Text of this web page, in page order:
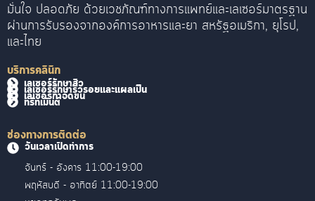
มั่นใจ ปลอดภัย ด้วยเวชภัณฑ์ทางการแพทย์และเลเซอร์มาตรฐาน
ผ่านการรับรองจากองค์การอาหารและยา สหรัฐอเมริกา, ยุโรป,
และไทย
บริการคลินิก
เลเซอร์รักษาสิว
เลเซอร์รักษาริ้วรอยและแผลเป็น
เลเซอร์กำจัดขน
ทรีทเม้นต์
ช่องทางการติดต่อ
วันเวลาเปิดทำการ
จันทร์ - อังคาร 11:00-19:00
พฤหัสบดี - อาทิตย์ 11:00-19:00